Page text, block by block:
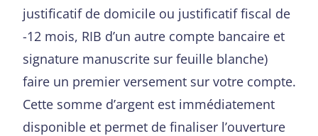
justificatif de domicile ou justificatif fiscal de
-12 mois, RIB d’un autre compte bancaire et
signature manuscrite sur feuille blanche)
faire un premier versement sur votre compte.
Cette somme d’argent est immédiatement
disponible et permet de finaliser l’ouverture